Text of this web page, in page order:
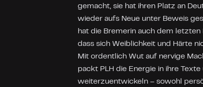
gemacht, sie hat ihren Platz an
wieder aufs Neue unter Beweis
hat die Bremerin auch dem
dass sich Weiblichkeit und Härte
Mit ordentlich Wut auf nervige
packt PLH die Energie in ihre
weiterzuentwickeln – sowohl